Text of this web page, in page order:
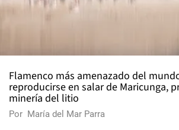
Flamenco más amenazado del
reproducirse en salar de Maricunga,
minería del litio
Por María del Mar Parra